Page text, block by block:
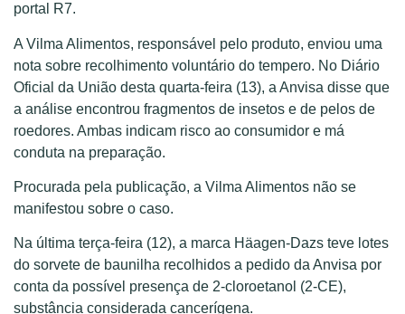
portal R7.
A Vilma Alimentos, responsável pelo produto, enviou uma
nota sobre recolhimento voluntário do tempero. No Diário
Oficial da União desta quarta-feira (13), a Anvisa disse que
a análise encontrou fragmentos de insetos e de pelos de
roedores. Ambas indicam risco ao consumidor e má
conduta na preparação.
Procurada pela publicação, a Vilma Alimentos não se
manifestou sobre o caso.
Na última terça-feira (12), a marca Häagen-Dazs teve lotes
do sorvete de baunilha recolhidos a pedido da Anvisa por
conta da possível presença de 2-cloroetanol (2-CE),
substância considerada cancerígena.